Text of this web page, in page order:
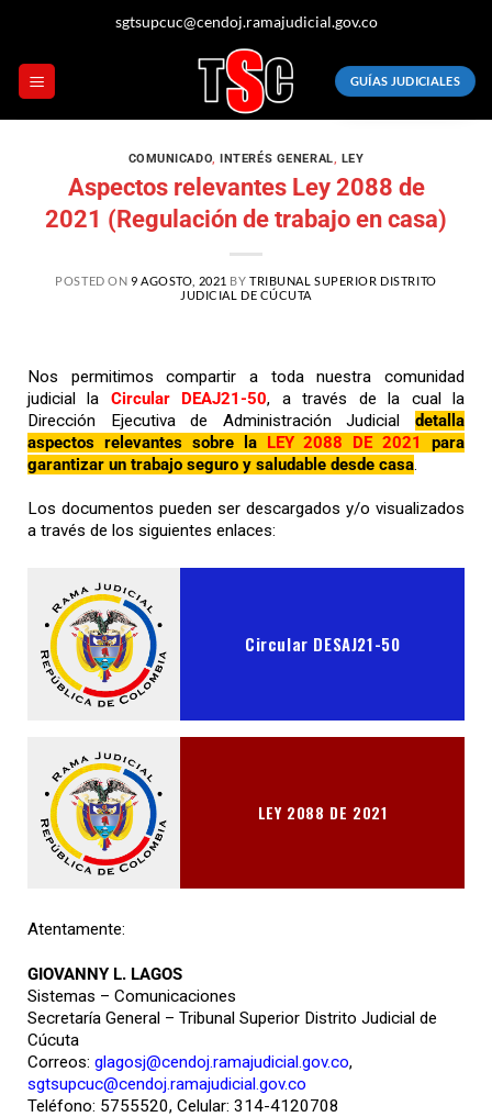
sgtsupcuc@cendoj.ramajudicial.gov.co
GUÍAS JUDICIALES
COMUNICADO,INTERÉS GENERAL, LEY
Aspectos relevantes Ley 2088 de
2021 (Regulación de trabajo en casa)
POSTED ON 9 AGOSTO, 2021 BYTRIBUNAL SUPERIOR DISTRITO
JUDICIAL DE CÚCUTA
Nos permitimos compartir a toda nuestra comunidad
judicial la Circular DEAJ21-50, a través de la cual la
Dirección Ejecutiva de Administración Judicial detalla
aspectos relevantes sobre la LEY 2088 DE 2021
para
garantizar un trabajo seguro y saludable desde casa
Los documentos pueden ser descargados y/o visualizados
a través de los siguientes enlaces:
Circular DESAJ21-50
LEY 2088 DE 2021
Atentamente:
GIOVANNY L. LAGOS
Sistemas – Comunicaciones
Secretaría General – Tribunal Superior Distrito Judicial de
Cúcuta
Correos: glagosj@cendoj.ramajudicial.gov.co,
sgtsupcuc@cendoj.ramajudicial.gov.co
Teléfono: 5755520, Celular: 314-4120708